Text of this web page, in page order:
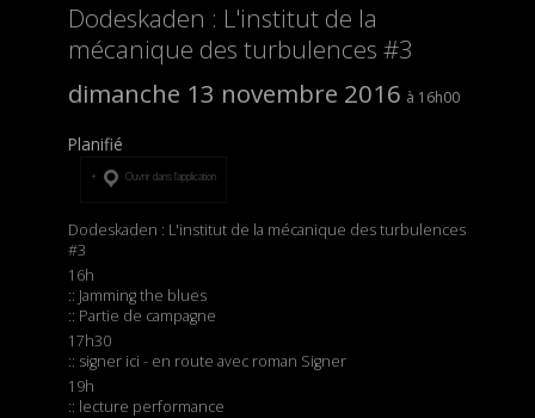
Dodeskaden : L'institut de la
mécanique des turbulences #3
dimanche 13 novembre 2016
16h00
Planifié
Ouvrir dans l’application
Dodeskaden : L'institut de la mécanique des turbulences
#3
16h
:: Jamming the blues
:: Partie de campagne
17h30
:: signer ici - en route avec roman Signer
19h
:: lecture performance